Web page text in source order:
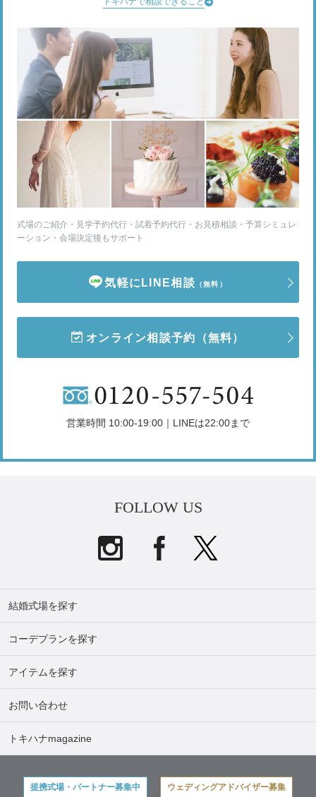
式場のご紹介・見学予約代行・試着予約代行・お見積相談・予算シミュレ
ーション・会場決定後もサポート
気軽にLINE相談 （無料）
オンライン相談予約 （無料）
営業時間 10:00-19:00｜LINEは22:00まで
FOLLOW US
結婚式場を探す
コーデプランを探す
アイテムを探す
お問い合わせ
トキハナmagazine
提携式場・パートナー募集中 ウェディングアドバイザー募集